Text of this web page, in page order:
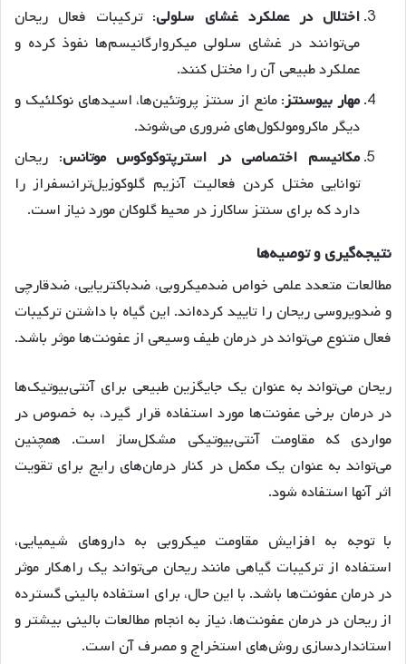
اختلال در عملکرد غشای سلولی: ترکیبات فعال ریحان
می‌توانند در غشای سلولی میکروارگانیسم‌ها نفوذ کرده و
عملکرد طبیعی آن را مختل کنند.
مهاربیوسنتز: مانع از سنتز پروتئین‌ها، اسیدهای نوکلئیک و
دیگر ماکرومولکول‌های ضروری می‌شوند.
مکانیسم اختصاصی در استرپتوکوکوس موتانس: ریحان
توانایی مختل کردن فعالیت آنزیم گلوکوزیل‌ترانسفراز را
دارد که برای سنتز ساکارز در محیط گلوکان مورد نیاز است.
نتیجهگیریوتوصیهها
مطالعات متعدد علمی خواص ضدمیکروبی، ضدباکتریایی، ضدقارچی
و ضدویروسی ریحان را تایید کرده‌اند. این گیاه با داشتن ترکیبات
فعال متنوع می‌تواند در درمان طیف وسیعی از عفونت‌ها موثر باشد.
ریحان می‌تواند به عنوان یک جایگزین طبیعی برای آنتی‌بیوتیک‌ها
در درمان برخی عفونت‌ها مورد استفاده قرار گیرد، به خصوص در
مواردی که مقاومت آنتی‌بیوتیکی مشکل‌ساز است. همچنین
می‌تواند به عنوان یک مکمل در کنار درمان‌های رایج برای تقویت
اثر آنها استفاده شود.
با توجه به افزایش مقاومت میکروبی به داروهای شیمیایی،
استفاده از ترکیبات گیاهی مانند ریحان می‌تواند یک راهکار موثر
در درمان عفونت‌ها باشد. با این حال، برای استفاده بالینی گسترده
از ریحان در درمان عفونت‌ها، نیاز به انجام مطالعات بالینی بیشتر و
استانداردسازی روش‌های استخراج و مصرف آن است.